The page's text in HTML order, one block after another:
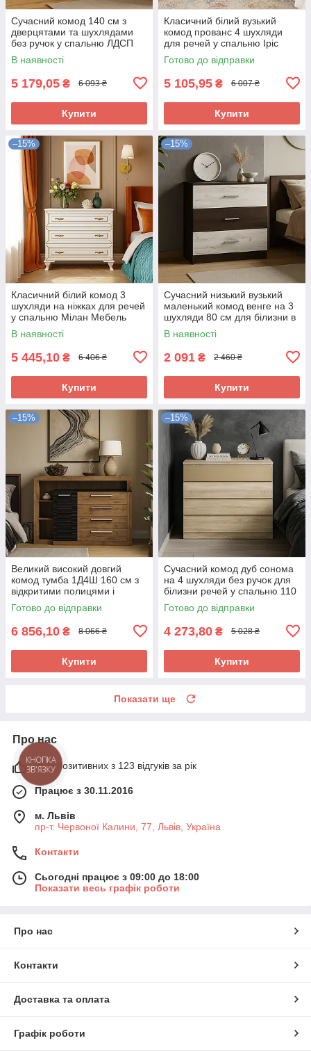
Сучасний комод 140 см з
дверцятами та шухлядами
без ручок у спальню ЛДСП
Бруклін Мебель Сервіс дуб
крафт золотий
В наявності
5 179,05 ₴ 6 093 ₴
Купити
Класичний білий вузький
комод прованс 4 шухляди
для речей у спальню Іріс
Мебель Сервіс
Готово до відправки
5 105,95 ₴ 6 007 ₴
Купити
–15%
Класичний білий комод 3
шухляди на ніжках для речей
у спальню Мілан Мебель
Сервіс
В наявності
5 445,10 ₴ 6 406 ₴
Купити
–15%
Сучасний низький вузький
маленький комод венге на 3
шухляди 80 см для білизни в
спальню ДСП Араміс Мебель
Сервіс
В наявності
2 091 ₴ 2 460 ₴
Купити
–15%
Великий високий довгий
комод тумба 1Д4Ш 160 см з
відкритими полицями і
шухлядами в спальню Фієста
Мебель Сервіс
Готово до відправки
6 856,10 ₴ 8 066 ₴
Купити
–15%
Сучасний комод дуб сонома
на 4 шухляди без ручок для
білизни речей у спальню 110
см ЛДСП Аляска Мебель
Сервіс
Готово до відправки
4 273,80 ₴ 5 028 ₴
Купити
Показати ще
Про нас
95% позитивних з 123 відгуків за рік
Працює з 30.11.2016
м. Львів
пр-т. Червоної Калини, 77, Львів, Україна
Контакти
Сьогодні працює з 09:00 до 18:00
Показати весь графік роботи
Про нас
Контакти
Доставка та оплата
Графік роботи
КНОПКА
ЗВ'ЯЗКУ